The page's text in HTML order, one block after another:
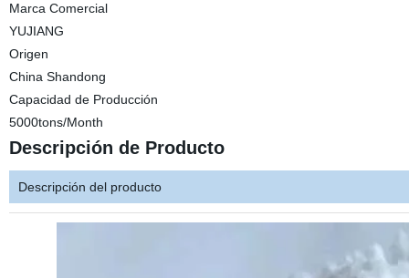
Marca Comercial
YUJIANG
Origen
China Shandong
Capacidad de Producción
5000tons/Month
Descripción de Producto
Descripción del producto